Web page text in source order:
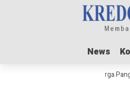
News
News
Dorong Lonjakan Harga Pangan